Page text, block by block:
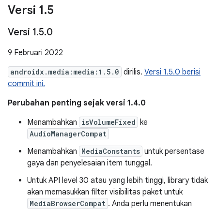
Versi 1.5
Versi 1.5.0
9 Februari 2022
androidx.media:media:1.5.0 dirilis. Versi 1.5.0 berisi
commit ini.
Perubahan penting sejak versi 1.4.0
Menambahkan isVolumeFixed ke
AudioManagerCompat
Menambahkan MediaConstants untuk persentase
gaya dan penyelesaian item tunggal.
Untuk API level 30 atau yang lebih tinggi, library tidak
akan memasukkan filter visibilitas paket untuk
MediaBrowserCompat . Anda perlu menentukan